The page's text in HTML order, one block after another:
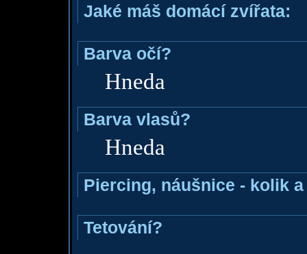
Jaké máš domácí zvířata:
Barva očí?
Hneda
Barva vlasů?
Hneda
Piercing, náušnice - kolik
Tetování?